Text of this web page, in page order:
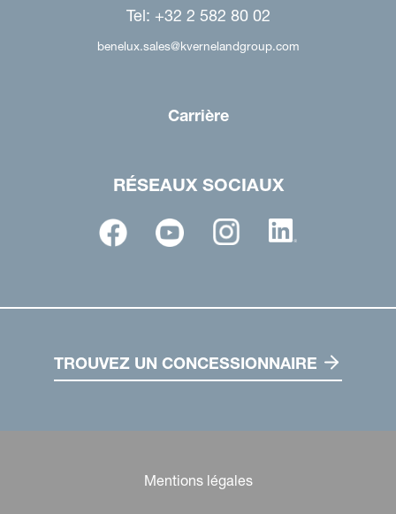
Tel: +32 2 582 80 02
benelux.sales@kvernelandgroup.com
Carrière
RÉSEAUX SOCIAUX
TROUVEZ UN CONCESSIONNAIRE
Mentions légales